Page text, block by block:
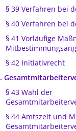
§ 39 Verfahren bei
§ 40 Verfahren bei
§ 41 Vorläufige
§ 42 Initiativrecht
§ 43 Wahl der
§ 44 Amtszeit und